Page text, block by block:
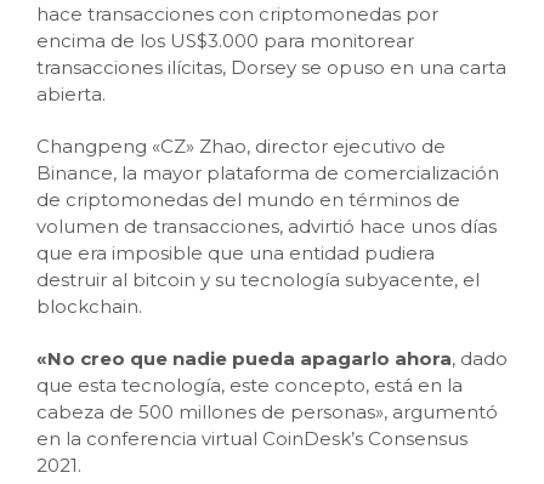
hace transacciones con criptomonedas por
encima de los US$3.000 para monitorear
transacciones ilícitas, Dorsey se opuso en una carta
abierta.
Changpeng «CZ» Zhao, director ejecutivo de
Binance, la mayor plataforma de comercialización
de criptomonedas del mundo en términos de
volumen de transacciones, advirtió hace unos días
que era imposible que una entidad pudiera
destruir al bitcoin y su tecnología subyacente, el
blockchain.
«No creo que nadie pueda apagarlo ahora, dado
que esta tecnología, este concepto, está en la
cabeza de 500 millones de personas», argumentó
en la conferencia virtual CoinDesk’s Consensus
2021.